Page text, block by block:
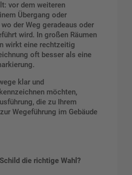
vor dem weiteren
Übergang oder
der Weg geradeaus oder
wird. In großen Räumen
wirkt eine rechtzeitig
oft besser als eine
klar und
möchten,
die zu Ihrem
Wegeführung im Gebäude
die richtige Wahl?